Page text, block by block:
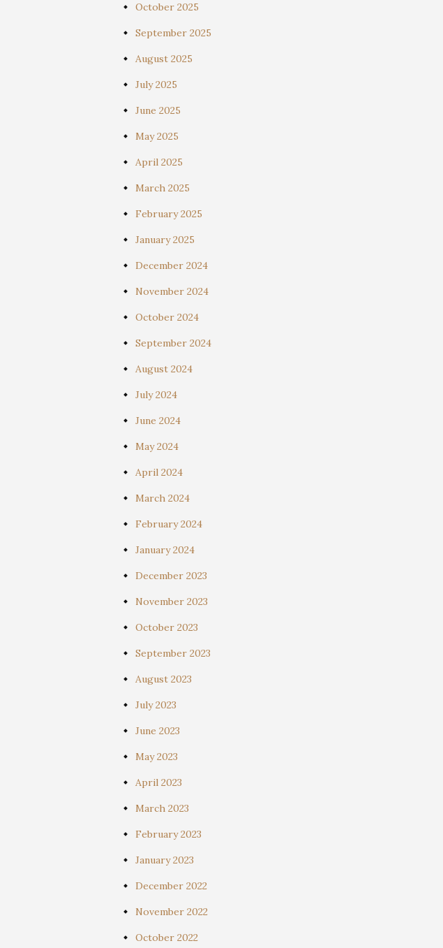
October 2025
September 2025
August 2025
July 2025
June 2025
May 2025
April 2025
March 2025
February 2025
January 2025
December 2024
November 2024
October 2024
September 2024
August 2024
July 2024
June 2024
May 2024
April 2024
March 2024
February 2024
January 2024
December 2023
November 2023
October 2023
September 2023
August 2023
July 2023
June 2023
May 2023
April 2023
March 2023
February 2023
January 2023
December 2022
November 2022
October 2022